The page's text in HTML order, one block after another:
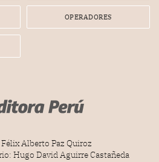
OPERADORES
Alberto Paz Quiroz
Hugo David Aguirre Castañeda